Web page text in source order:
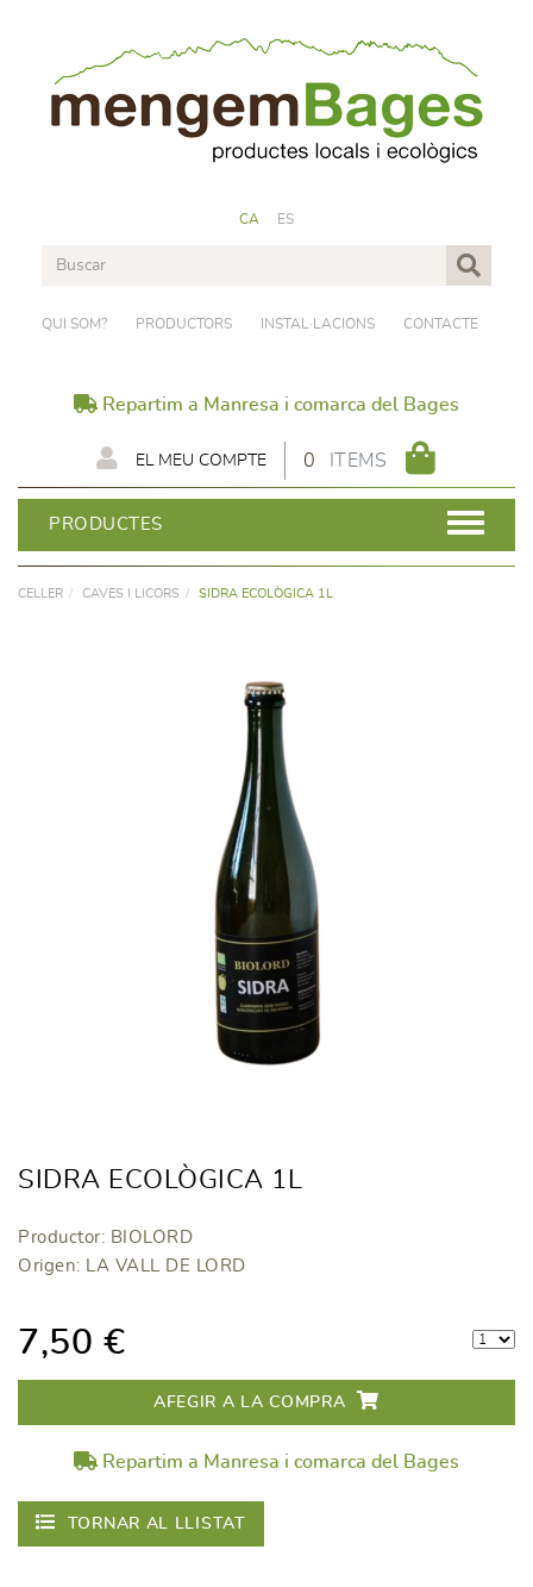
CA ES
QUI SOM? PRODUCTORS INSTAL·LACIONS CONTACTE
Repartim a Manresa i comarca del Bages
0 ITEMS
EL MEU COMPTE
PRODUCTES
CELLER CAVES I LICORS SIDRA ECOLÒGICA 1L
SIDRA ECOLÒGICA 1L
Productor: BIOLORD
Origen: LA VALL DE LORD
7,50 €
AFEGIR A LA COMPRA
Repartim a Manresa i comarca del Bages
TORNAR AL LLISTAT